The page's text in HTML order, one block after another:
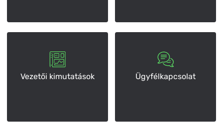
Vezetői kimutatások Ügyfélkapcsolat